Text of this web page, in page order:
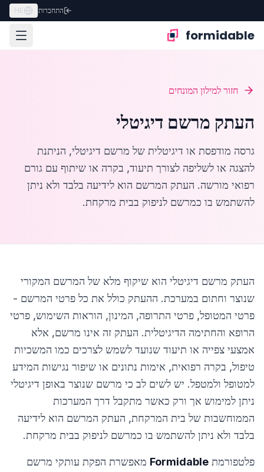
התחברות HE
formidable
חזור למילון המונחים
העתק מרשם דיגיטלי
גרסה מודפסת או דיגיטלית של מרשם דיגיטלי, הניתנת
להצגה או לשליפה לצורך תיעוד, בקרה או שיתוף עם גורם
רפואי מורשה. העתק המרשם הוא לידיעה בלבד ולא ניתן
להשתמש בו כמרשם לניפוק בבית מרקחת.
העתק מרשם דיגיטלי הוא שיקוף מלא של המרשם המקורי
שנוצר וחתום במערכת. ההעתק כולל את כל פרטי המרשם -
פרטי המטופל, פרטי התרופה, המינון, הוראות השימוש, פרטי
הרופא והחתימה הדיגיטלית. העתק זה אינו מרשם, אלא
אמצעי צפייה או תיעוד שנועד לשמש לצרכים כמו המשכיות
טיפול, בקרה רפואית, אימות נתונים או שיפור נגישות המידע
למטופל ולמטפל. יש לשים לב כי מרשם שנוצר באופן דיגיטלי
ניתן למימוש אך ורק כאשר מתקבל דרך המערכות
הממוחשבות של בית המרקחת, העתק המרשם הוא לידיעה
בלבד ולא ניתן להשתמש בו כמרשם לניפוק בבית מרקחת.
פלטפורמת Formidable מאפשרת הפקת עותקי מרשם